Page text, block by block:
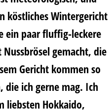
köstliches Wintergericht
ein paar fluffig-leckere
gemacht, die
Gericht kommen so
die ich gerne mag. Ich
liebsten Hokkaido,